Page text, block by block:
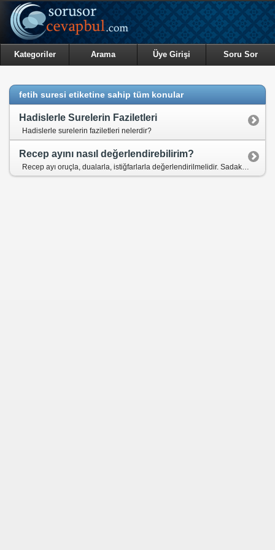
Kategoriler Arama Üye Girişi Soru Sor
fetih suresi etiketine sahip tüm konular
Hadislerle Surelerin Faziletleri
Hadislerle surelerin faziletleri nelerdir?
Recep ayını nasıl değerlendirebilirim?